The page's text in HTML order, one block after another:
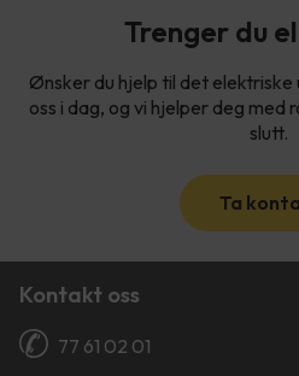
Trenger du
Ønsker du hjelp til det elektriske
oss i dag, og vi hjelper deg
slutt.
Ta
Kontakt oss
77 61 02 01